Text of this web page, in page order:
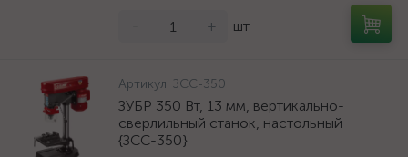
+ шт
Артикул: ЗСС-350
ЗУБР 350 Вт, 13 мм, вертикально-
сверлильный станок, настольный
{ЗСС-350}